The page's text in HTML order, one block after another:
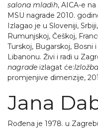
salona mladih, AICA-e na
MSU nagrade 2010.
Izlagao je u Sloveniji,
Rumunjskoj, Češkoj,
Turskoj, Bugarskoj, Bosni
Libanonu. Živi i radi u
nagrade izlagat će:
promjenjive dimenzije,
Jana
Rođena je 1978. u